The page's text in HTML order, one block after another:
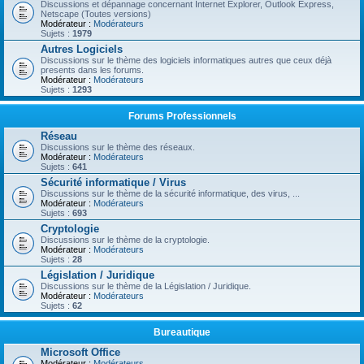
Discussions et dépannage concernant Internet Explorer, Outlook Express,
Netscape (Toutes versions)
Modérateur : Modérateurs
Sujets : 1979
Autres Logiciels
Discussions sur le thème des logiciels informatiques autres que ceux déjà
presents dans les forums.
Modérateur : Modérateurs
Sujets : 1293
Forums Professionnels
Réseau
Discussions sur le thème des réseaux.
Modérateur : Modérateurs
Sujets : 641
Sécurité informatique / Virus
Discussions sur le thème de la sécurité informatique, des virus, ...
Modérateur : Modérateurs
Sujets : 693
Cryptologie
Discussions sur le thème de la cryptologie.
Modérateur : Modérateurs
Sujets : 28
Législation / Juridique
Discussions sur le thème de la Législation / Juridique.
Modérateur : Modérateurs
Sujets : 62
Bureautique
Microsoft Office